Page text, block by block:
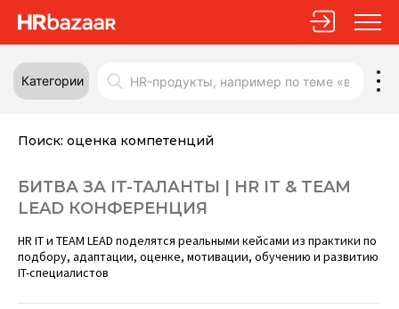
Категории
Поиск: оценка компетенций
БИТВА ЗА IT-ТАЛАНТЫ | HR IT & TEAM
LEAD КОНФЕРЕНЦИЯ
HR IT и TEAM LEAD поделятся реальными кейсами из практики по
подбору, адаптации, оценке, мотивации, обучению и развитию
IT-специалистов